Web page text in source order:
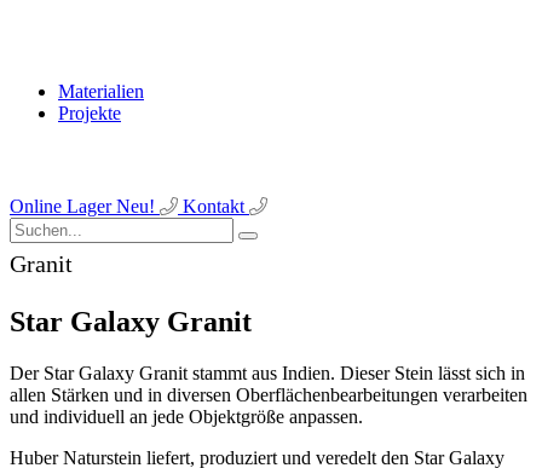
Materialien
Projekte
Online LagerNeu! Kontakt
Granit
Star Galaxy Granit
Der Star Galaxy Granit stammt aus Indien. Dieser Stein lässt sich in
allen Stärken und in diversen Oberflächenbearbeitungen verarbeiten
und individuell an jede Objektgröße anpassen.
Huber Naturstein liefert, produziert und veredelt den Star Galaxy